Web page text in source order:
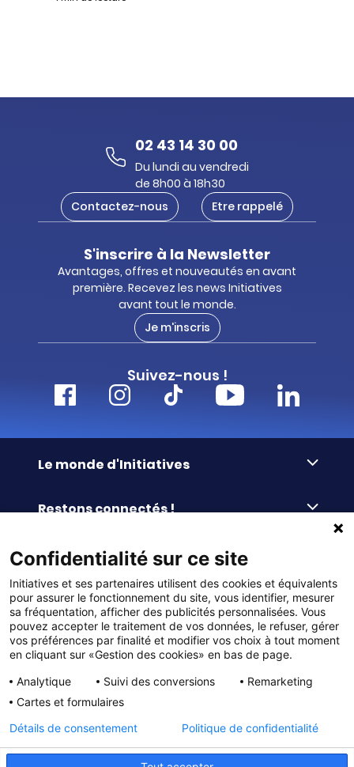
02 43 14 30 00
Du lundi au vendredi
de 8h00 à 18h30
Contactez-nous
Etre rappelé
S'inscrire à la Newsletter
Avantages, offres et nouveautés en avant
première. Recevez les news Initiatives
avant tout le monde.
Je m'inscris
Suivez-nous !
Le monde d'Initiatives
Le Fond’Actions Initiatives
Enquête de satisfaction
Restons connectés !
Le blog
La newsletter
Commander facilement
Commande par référence
Catalogues à télécharger
Panier
La livraison
Le paiement
Services & FAQ
Reprise des invendus
Paiement différé sans frais
100% Satisfait ou Remboursé
Le service Après-Vente
Liens pratiques
© DMP Initiatives 10 avenue Georges Auric - 72021
LE MANS CEDEX 2
Initiatives est le spécialiste français des solutions de
collecte de fonds pour les établissements scolaires
primaires, maternelles, aux collèges et lycées, aux
associations scolaires (APE, APEL, OGEC, sou des écoles,
FSE, coopératives scolaires), aux BTS, aux IUT, aux MFR,
aux IFSI, aux associations sportives (UGSEL, USEP, AS …),
Confidentialité sur ce site
Initiatives et ses partenaires utilisent des cookies et équivalents
pour assurer le fonctionnement du site, vous identifier, mesurer
sa fréquentation, afficher des publicités personnalisées. Vous
pouvez accepter le traitement de vos données, le refuser, gérer
vos préférences par finalité et modifier vos choix à tout moment
en cliquant sur «Gestion des cookies» en bas de page.
Analytique
Suivi des conversions
Remarketing
Cartes et formulaires
Détails de consentement Politique de confidentialité